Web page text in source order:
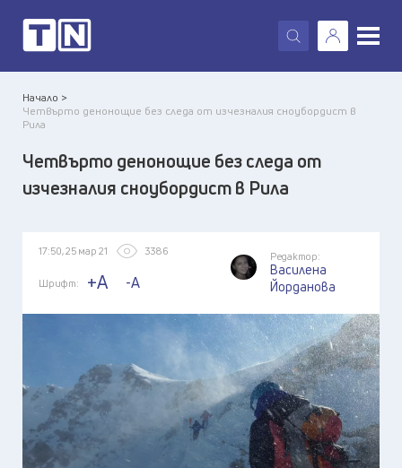
X
Начало >
Четвърто денонощие без следа от изчезналия сноубордист в
Рила
Четвърто денонощие без следа от
изчезналия сноубордист в Рила
17:50, 25 мар 21 3386
Шрифт: +A -A
Редактор:
Василена
Йорданова